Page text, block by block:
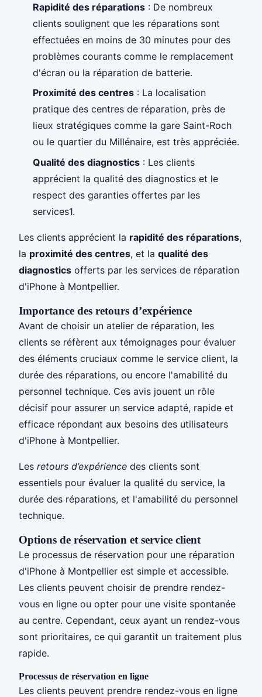
Rapidité des réparations : De nombreux
clients soulignent que les réparations sont
effectuées en moins de 30 minutes pour des
problèmes courants comme le remplacement
d'écran ou la réparation de batterie.
Proximité des centres : La localisation
pratique des centres de réparation, près de
lieux stratégiques comme la gare Saint-Roch
ou le quartier du Millénaire, est très appréciée.
Qualité des diagnostics : Les clients
apprécient la qualité des diagnostics et le
respect des garanties offertes par les
services1.
Les clients apprécient la rapidité des réparations,
la proximité des centres, et la qualité des
diagnostics offerts par les services de réparation
d'iPhone à Montpellier.
Importance des retours d’expérience
Avant de choisir un atelier de réparation, les
clients se réfèrent aux témoignages pour évaluer
des éléments cruciaux comme le service client, la
durée des réparations, ou encore l'amabilité du
personnel technique. Ces avis jouent un rôle
décisif pour assurer un service adapté, rapide et
efficace répondant aux besoins des utilisateurs
d'iPhone à Montpellier.
Les retours d’expérience des clients sont
essentiels pour évaluer la qualité du service, la
durée des réparations, et l'amabilité du personnel
technique.
Options de réservation et service client
Le processus de réservation pour une réparation
d'iPhone à Montpellier est simple et accessible.
Les clients peuvent choisir de prendre rendez-
vous en ligne ou opter pour une visite spontanée
au centre. Cependant, ceux ayant un rendez-vous
sont prioritaires, ce qui garantit un traitement plus
rapide.
Processus de réservation en ligne
Les clients peuvent prendre rendez-vous en ligne